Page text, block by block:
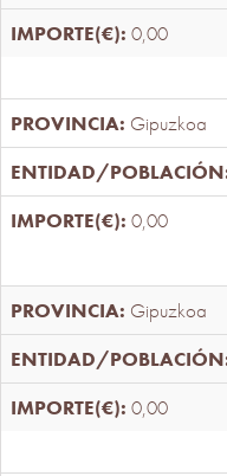
0,00
Gipuzkoa
0,00
Gipuzkoa
0,00